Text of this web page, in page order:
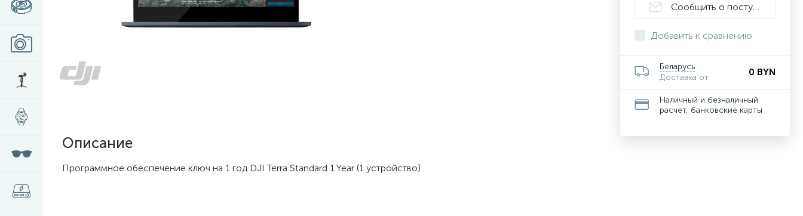
Описание
Программное обеспечение ключ на 1 год DJI Terra Standard 1 Year (1 устройство)
Сообщить о поступлении
Добавить к сравнению
Беларусь
Доставка от
0 BYN
Наличный и безналичный
расчет, банковские карты